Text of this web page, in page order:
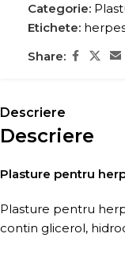
Categorie:
Etichete:
Share:
Descriere
Descriere
Plasture pentru
Plasture pentru
contin glicerol,